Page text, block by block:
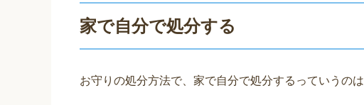
家で自分で処分する
お守りの処分方法で、家で自分で処分するっていうのは